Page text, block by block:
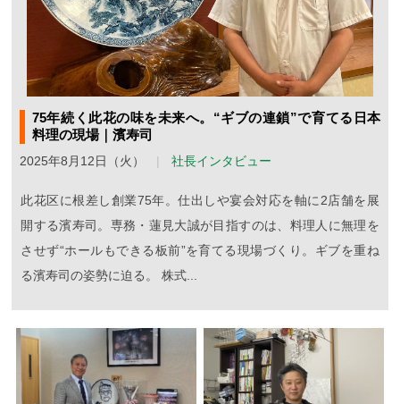
75年続く此花の味を未来へ。“ギブの連鎖”で育てる日本
料理の現場｜濱寿司
2025年8月12日（火） 社長インタビュー
此花区に根差し創業75年。仕出しや宴会対応を軸に2店舗を展
開する濱寿司。専務・蓮見大誠が目指すのは、料理人に無理を
させず“ホールもできる板前”を育てる現場づくり。ギブを重ね
る濱寿司の姿勢に迫る。 株式...